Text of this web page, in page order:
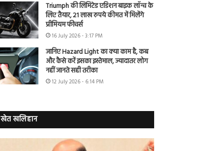
Triumph की लिमिटेड एडिशन बाइक लॉन्च के
लिए तैयार, 21 लाख रुपये कीमत में मिलेंगे
प्रीमियम फीचर्स
16 July 2026 - 3:17 PM
जानिए Hazard Light का क्या काम है, कब
और कैसे करें इसका इस्तेमाल, ज्यादातर लोग
नहीं जानते सही तरीका
12 July 2026 - 6:14 PM
खेत खलिहान